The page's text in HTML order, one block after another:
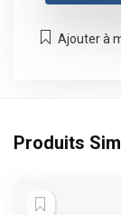
Ajouter à
Produits